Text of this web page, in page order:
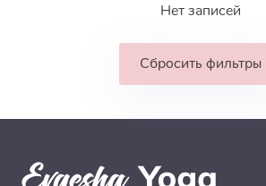
Нет записей
Сбросить фильтры